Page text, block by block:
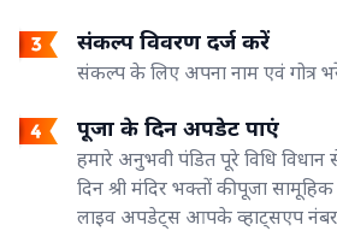
संकल्प विवरण दर्ज करें
संकल्प के लिए अपना नाम एवं गोत्र
पूजा के दिन अपडेट पाएं
हमारे अनुभवी पंडित पूरे विधि
दिन श्री मंदिर भक्तों की पूजा
लाइव अपडेट्स आपके व्हाट्सएप नंबर